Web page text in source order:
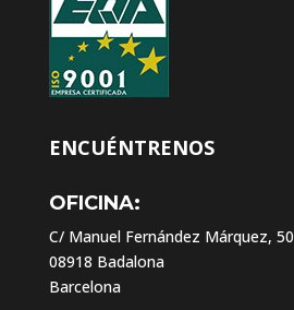
ENCUÉNTRENOS
OFICINA:
C/ Manuel Fernández Márquez, 50
08918 Badalona
Barcelona